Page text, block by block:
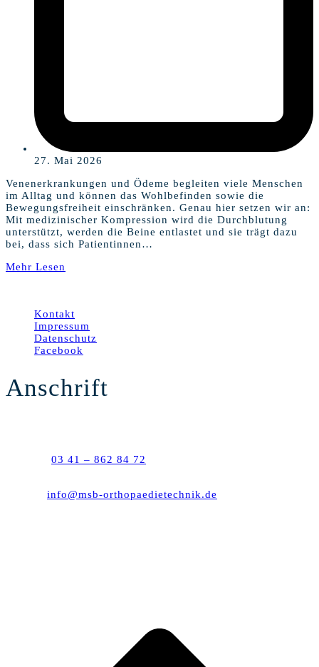
27. Mai 2026
Venenerkrankungen und Ödeme begleiten viele Menschen
im Alltag und können das Wohlbefinden sowie die
Bewegungsfreiheit einschränken. Genau hier setzen wir an:
Mit medizinischer Kompression wird die Durchblutung
unterstützt, werden die Beine entlastet und sie trägt dazu
bei, dass sich Patientinnen…
Mehr Lesen
Kontakt
Impressum
Datenschutz
Facebook
Anschrift
03 41 – 862 84 72
info@msb-orthopaedietechnik.de